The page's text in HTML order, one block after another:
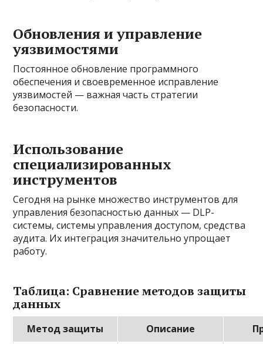
Обновления и управление
уязвимостями
Постоянное обновление программного
обеспечения и своевременное исправление
уязвимостей — важная часть стратегии
безопасности.
Использование
специализированных
инструментов
Сегодня на рынке множество инструментов для
управления безопасностью данных — DLP-
системы, системы управления доступом, средства
аудита. Их интеграция значительно упрощает
работу.
Таблица: Сравнение методов защиты
данных
Метод защиты Описание